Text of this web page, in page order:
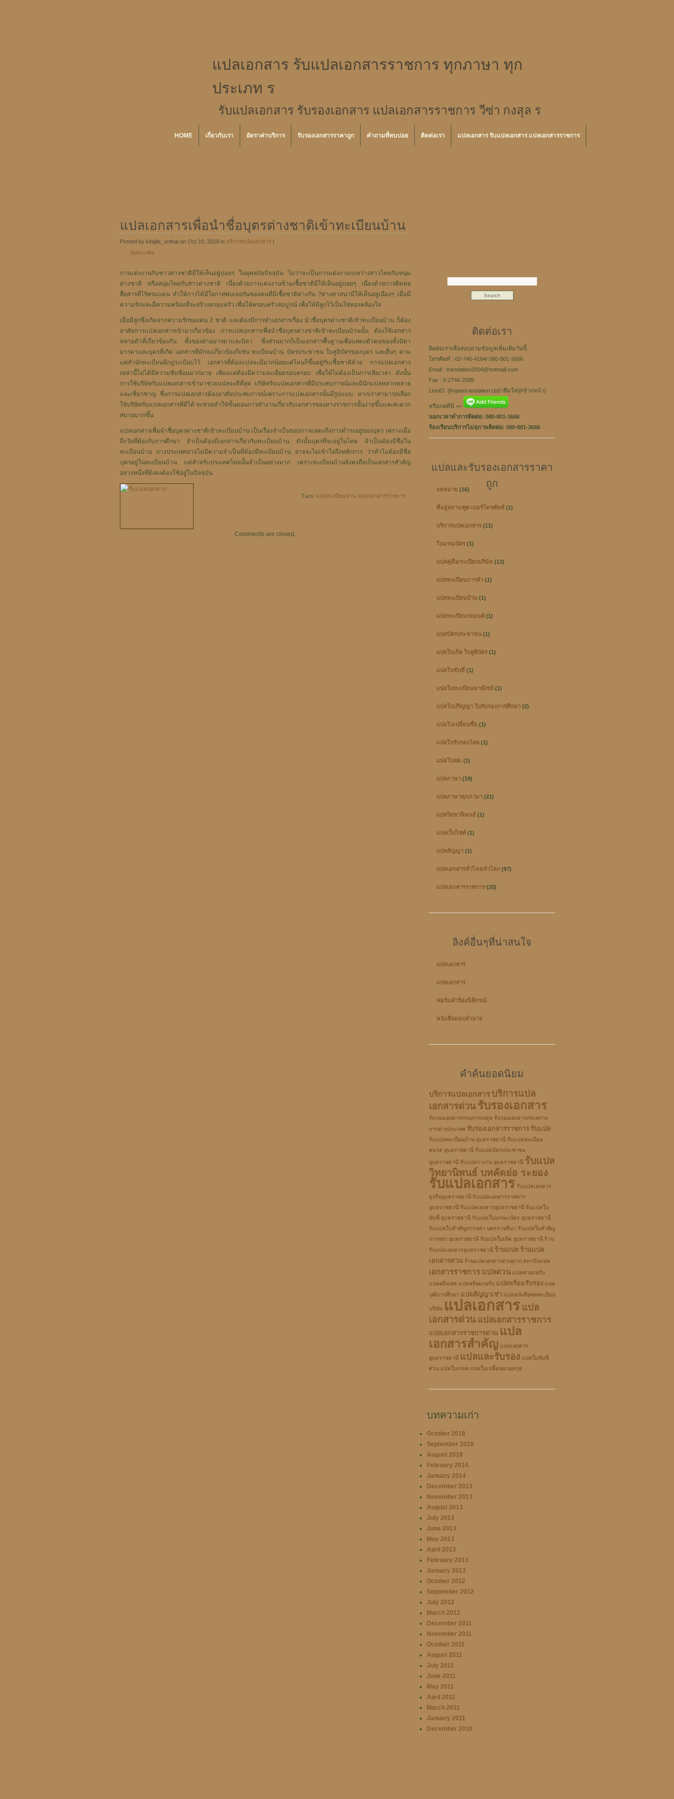
แปลเอกสาร รับแปลเอกสารราชการ ทุกภาษา ทุก
ประเภท ร
รับแปลเอกสาร รับรองเอกสาร แปลเอกสารราชการ วีซ่า กงสุล ร
HOME เกี่ยวกับเรา อัตราค่าบริการ รับรองเอกสารราคาถูก คำถามที่พบบ่อย ติดต่อเรา แปลเอกสาร รับแปลเอกสาร แปลเอกสารราชการ
แปลเอกสารเพื่อนำชื่อบุตรต่างชาติเข้าทะเบียนบ้าน
Posted by kinglis_xnthai on Oct 10, 2018 in บริการแปลเอกสาร |
Subscribe
การแต่งงานกับชาวต่างชาติมีให้เห็นอยู่บ่อยๆ ในยุคสมัยปัจจุบัน ไม่ว่าจะเป็นการแต่งงานระหว่างสาวไทยกับหนุ่ม
ต่างชาติ หรือหนุ่มไทยกับสาวต่างชาติ เนื่องด้วยการแต่งงานข้ามเชื้อชาติมีให้เห็นอยู่บ่อยๆ เนื่องด้วยการติดต่อ
สื่อสารที่ไร้พรมแดน ทำให้การได้มีโอกาสพบเจอกันของคนที่มีเชื้อชาติต่างกัน ?ต่างศาสนามีให้เห็นอยู่เนืองๆ เมื่อมี
ความรักและมีความพร้อมที่จะสร้างครอบครัว เพื่อให้ครอบครัวสมบูรณ์ เพื่อให้มีลูกไว้เป็นโซ่ทองคล้องใจ
เมื่อมีลูกซึ่งเกิดจากความรักของคน 2 ชาติ และต้องมีการทำเอกสารเรื่อง นำชื่อบุตรต่างชาติเข้าทะเบียนบ้าน ก็ต้อง
อาศัยการแปลเอกสารเข้ามาเกี่ยวข้อง การแปลเอกสารเพื่อนำชื่อบุตรต่างชาติเข้าทะเบียนบ้านนั้น ต้องใช้เอกสาร
หลายตัวที่เกี่ยวข้องกัน ทั้งของฝ่ายมารดาและบิดา ซึ่งส่วนมากก็เป็นเอกสารพื้นฐานเพื่อแสดงตัวตนของทั้งบิดา
มารดาและบุตรที่เกิด เอกสารที่มักจะเกี่ยวข้องก็เช่น ทะเบียนบ้าน บัตรประชาชน ใบสูจิบัตรของบุตร และอื่นๆ ตาม
แต่สำนักทะเบียนมีกฎระเบียบไว้ เอกสารที่ต้องแปลจะมีมากน้อยแค่ไหนก็ขึ้นอยู่กับเชื้อชาติด้วย การแปลเอกสาร
เหล่านี้ไม่ได้มีความซับซ้อนมากมาย เพียงแต่ต้องมีความละเอียดรอบครอบ เพื่อให้ไม่ต้องเป็นการเสียเวลา ดังนั้น
การใช้บริษัทรับแปลเอกสารเข้ามาช่วยแปลจะดีที่สุด บริษัทรับแปลเอกสารที่มีประสบการณ์และมีนักแปลหลากหลาย
และเชี่ยวชาญ ซึ่งการแปลเอกสารต้องอาศัยประสบการณ์เพราะการแปลเอกสารนั้นมีรูปแบบ หากเราสามารถเลือก
ใช้บริษัทรับแปลเอกสารที่ดีได้ จะช่วยทำให้ขั้นตอนการทำงานเกี่ยวกับเอกสารของทางราชการนั้นง่ายขึ้นและสะดวก
สบายมากขึ้น
แปลเอกสารเพื่อนำชื่อบุตรต่างชาติเข้าทะเบียนบ้าน เป็นเรื่องจำเป็นของการแสดงถึงการดำรงอยู่ของบุตร เพราะเมื่อ
ถึงวัยที่ต้องรับการศึกษา จำเป็นต้องมีเอกสารเกี่ยวกับทะเบียนบ้าน ดังนั้นบุตรที่จะอยู่ในไทย จำเป็นต้องมีชื่อใน
ทะเบียนบ้าน บางประเทศอาจไม่มีความจำเป็นที่ต้องมีทะเบียนบ้าน อาจจะไม่เข้าใจถึงหลักการ ว่าทำไมต้องมีชื่อ
บุตรอยู่ในทะเบียนบ้าน แต่สำหรับประเทศไทยนั้นจำเป็นอย่างมาก เพราะทะเบียนบ้านยังคงถือเป็นเอกสารสำคัญ
อย่างหนึ่งที่ยังคงต้องใช้อยู่ในปัจจุบัน
Tags: แปลทะเบียนบ้าน แปลเอกสารราชการ
Comments are closed.
ติดต่อเรา
ติดต่อเราเพื่อสอบถามข้อมูลเพิ่มเติมวันนี้
โทรศัพท์ : 02-746-4164/ 080-801-3666
Email : translation2004@hotmail.com
Fax : 0-2746-2589
LineID: @opastranslation (อย่าลืมใส่@ข้างหน้า)
หรือกดที่นี่ =>
นอกเวลาทำการติดต่อ: 080-801-3666
ร้องเรียนบริการไม่สุภาพติดต่อ: 080-801-3666
แปลและรับรองเอกสารราคา
ถูก
จดหมาย (16)
ที่อยู่สถานฑูต เบอร์โทรศัพท์ (1)
บริการแปลเอกสาร(11)
ใบมรณบัตร(1)
แปลคู่มือ/ระเบียบบริษัท (13)
แปลทะเบียนการค้า(1)
แปลทะเบียนบ้าน(1)
แปลทะเบียนรถยนต์(1)
แปลบัตรประชาชน(1)
แปลใบเกิด ใบสูติบัตร(1)
แปลใบขับขี่ (1)
แปลใบทะเบียนพาณิชย์ (1)
แปลใบปริญญา ใบรับรองการศึกษา(2)
แปลใบเปลี่ยนชื่อ (1)
แปลใบรับรองโสด(1)
แปลใบสด. (1)
แปลภาษา(19)
แปลภาษาทุกภาษา(21)
แปลวิทยานิพนธ์ (1)
แปลเว็บไซต์(1)
แปลสัญญา(1)
แปลเอกสารทั่วไทยทั่วโลก(97)
แปลเอกสารราชการ(20)
ลิงค์อื่นๆที่น่าสนใจ
แปลเอกสาร
แปลเอกสาร
ฟอร์มคำร้องนิติกรณ์
หนังสือมอบอำนาจ
คำค้นยอดนิยม
บริการแปลเอกสาร บริการแปล
เอกสารด่วน รับรองเอกสาร
รับรองเอกสารกรมการกงสุล รับรองเอกสารกระทรวง
การต่างประเทศ รับรองเอกสารราชการ รับแปล
รับแปลทะเบียนบ้าน อุบลราชธานี รับแปลทะเบียน
สมรส อุบลราชธานี รับแปลบัตรประชาชน
อุบลราชธานี รับแปลรางาน อุบลราชธานี รับแปล
วิทยานิพนธ์ บทคัดย่อ ระยอง
รับแปลเอกสาร รับแปลเอกสาร
ธุรกิจอุบลราชธานี รับแปลเอกสารราชการ
อุบลราชธานี รับแปลเอกสารอุบลราชธานี รับแปลใบ
ขับขี่ อุบลราชธานี รับแปลใบมรณะบัตร อุบลราชธานี
รับแปลใบสำคัญการหย่า นครราชสีมา รับแปลใบสำคัญ
การหย่า อุบลราชธานี รับแปลใบเกิด อุบลราชธานี ร้าน
รับแปลเอกสารอุบลราชธานี ร้านแปล ร้านแปล
เอกสารด่วน ร้านแปลเอกสารด่วนมาก สถาบันแปล
เอกสารราชการ แปลด่วน แปลด่วนรอรับ
แปลฝรั่งเศส แปลพร้อมรอรับ แปลพร้อมรับรอง แปล
วุฒิการศึกษา แปลสัญญาเช่า แปลหนังสือจดทะเบียน
บริษัท แปลเอกสาร แปล
เอกสารด่วน แปลเอกสารราชการ
แปลเอกสารราชการด่วน แปล
เอกสารสำคัญ แปลเอกสาร
อุบลราชธานี แปลและรับรอง แปลใบขับขี่
ด่วน แปลใบเกรด แปลใบเปลี่ยนนามสกุล
บทความเก่า
October 2018
September 2018
August 2018
February 2014
January 2014
December 2013
November 2013
August 2013
July 2013
June 2013
May 2013
April 2013
February 2013
January 2013
October 2012
September 2012
July 2012
March 2012
December 2011
November 2011
October 2011
August 2011
July 2011
June 2011
May 2011
April 2011
March 2011
January 2011
December 2010